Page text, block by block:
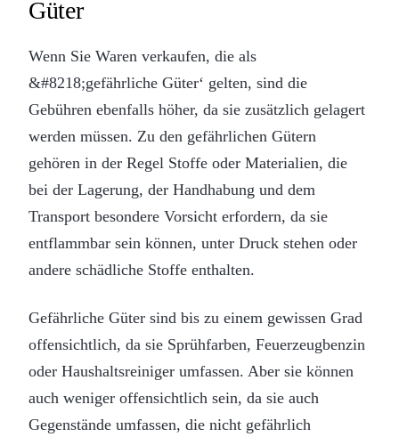
Güter
Wenn Sie Waren verkaufen, die als
&#8218;gefährliche Güter‘ gelten, sind die
Gebühren ebenfalls höher, da sie zusätzlich gelagert
werden müssen. Zu den gefährlichen Gütern
gehören in der Regel Stoffe oder Materialien, die
bei der Lagerung, der Handhabung und dem
Transport besondere Vorsicht erfordern, da sie
entflammbar sein können, unter Druck stehen oder
andere schädliche Stoffe enthalten.
Gefährliche Güter sind bis zu einem gewissen Grad
offensichtlich, da sie Sprühfarben, Feuerzeugbenzin
oder Haushaltsreiniger umfassen. Aber sie können
auch weniger offensichtlich sein, da sie auch
Gegenstände umfassen, die nicht gefährlich